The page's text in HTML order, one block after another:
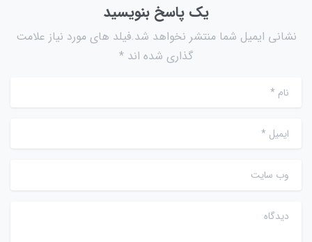
یک پاسخ بنویسید
نشانی ایمیل شما منتشر نخواهد شد.فیلد های مورد نیاز علامت
گذاری شده اند *
نام*
ایمیل *
وب سایت
دیدگاه